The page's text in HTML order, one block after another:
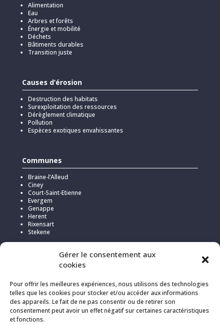
Gérer le consentement aux
cookies
Pour offrir les meilleures expériences, nous utilisons des technologies
telles que les cookies pour stocker et/ou accéder aux informations
des appareils. Le fait de ne pas consentir ou de retirer son
consentement peut avoir un effet négatif sur certaines caractéristiques
et fonctions.
Alimentation
Eau
Arbres et forêts
Énergie et mobilité
Déchets
Bâtiments durables
Transition juste
Causes d’érosion
Destruction des habitats
Surexploitation des ressources
Dérèglement climatique
Pollution
Espèces exotiques envahissantes
Communes
Braine-l’Alleud
Ciney
Court-Saint-Etienne
Evergem
Genappe
Herent
Rixensart
Stekene